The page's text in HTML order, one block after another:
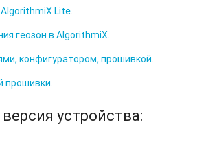
Lite.
геозон в AlgorithmiX.
конфигуратором, прошивкой.
прошивки.
устройства: